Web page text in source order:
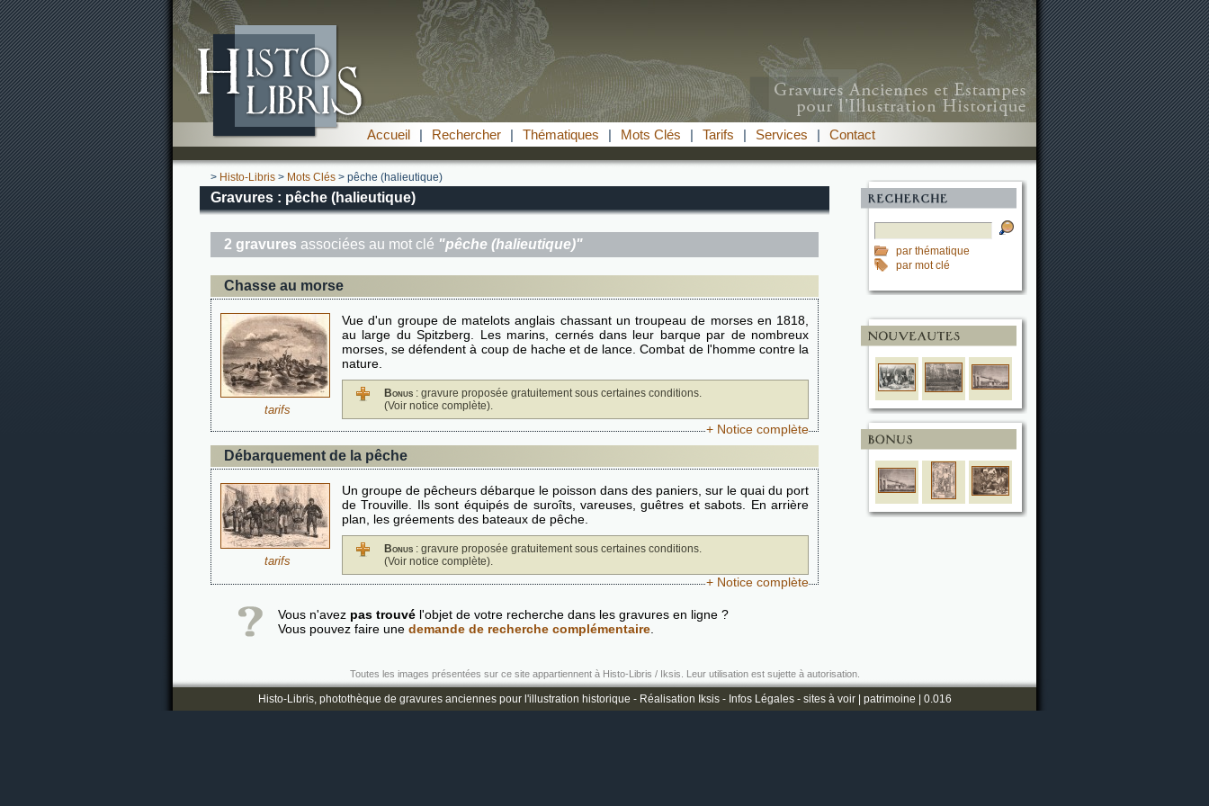
Accueil | Rechercher | Thématiques | Mots Clés | Tarifs | Services | Contact
par thématique
par mot clé
> Histo-Libris > Mots Clés > pêche (halieutique)
Gravures : pêche (halieutique)
2 gravures associées au mot clé "pêche (halieutique)"
Chasse au morse
tarifs
Vue d'un groupe de matelots anglais chassant un troupeau de morses en 1818,
au large du Spitzberg. Les marins, cernés dans leur barque par de nombreux
morses, se défendent à coup de hache et de lance. Combat de l'homme contre la
nature.
Bonus : gravure proposée gratuitement sous certaines conditions.
(Voir notice complète).
+ Notice complète
Débarquement de la pêche
tarifs
Un groupe de pêcheurs débarque le poisson dans des paniers, sur le quai du port
de Trouville. Ils sont équipés de suroîts, vareuses, guêtres et sabots. En arrière
plan, les gréements des bateaux de pêche.
Bonus : gravure proposée gratuitement sous certaines conditions.
(Voir notice complète).
+ Notice complète
Vous n'avez pas trouvé l'objet de votre recherche dans les gravures en ligne ?
Vous pouvez faire une demande de recherche complémentaire
Toutes les images présentées sur ce site appartiennent à Histo-Libris / Iksis. Leur utilisation est sujette à autorisation.
Histo-Libris, photothèque de gravures anciennes pour l'illustration historique - Réalisation Iksis- Infos Légales- sites à voir| patrimoine | 0.016